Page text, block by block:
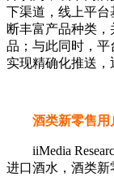
下渠道，线上平
断丰富产品种类
品；与此同时，平
实现精确化推送，
酒类新零售用
iiMedia
进口酒水，酒类新